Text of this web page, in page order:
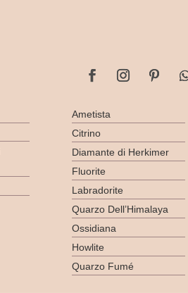
Ametista
Citrino
Diamante di Herkimer
Fluorite
Labradorite
Quarzo Dell’Himalaya
Ossidiana
Howlite
Quarzo Fumé